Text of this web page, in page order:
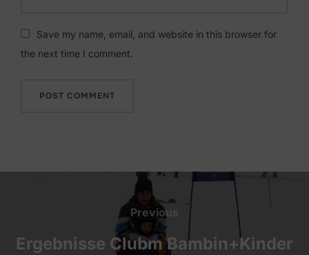
Save my name, email, and website in this browser for
the next time I comment.
Beitragsnavigation
Previous
Previous
Ergebnisse Clubm Bambin+Kinder